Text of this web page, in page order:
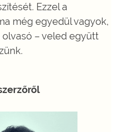
Ezzel a
még egyedül vagyok,
– veled együtt